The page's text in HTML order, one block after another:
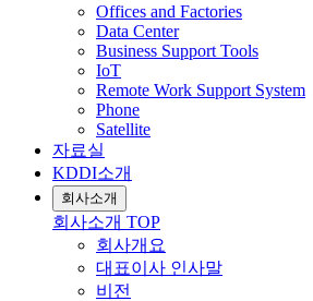
Offices and Factories
Data Center
Business Support Tools
IoT
Remote Work Support System
Phone
Satellite
자료실
KDDI소개
회사소개
회사소개 TOP
회사개요
대표이사 인사말
비전